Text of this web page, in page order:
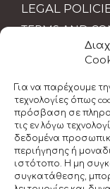
Για να παρέχουμε
τεχνολογίες όπως
πρόσβαση σε
τις εν λόγω
δεδομένα
περιήγησης ή
ιστότοπο. Η μη
συγκατάθεσης,
LEGAL
TERMS AND
LIABILITY
Νομοθεσία Α'